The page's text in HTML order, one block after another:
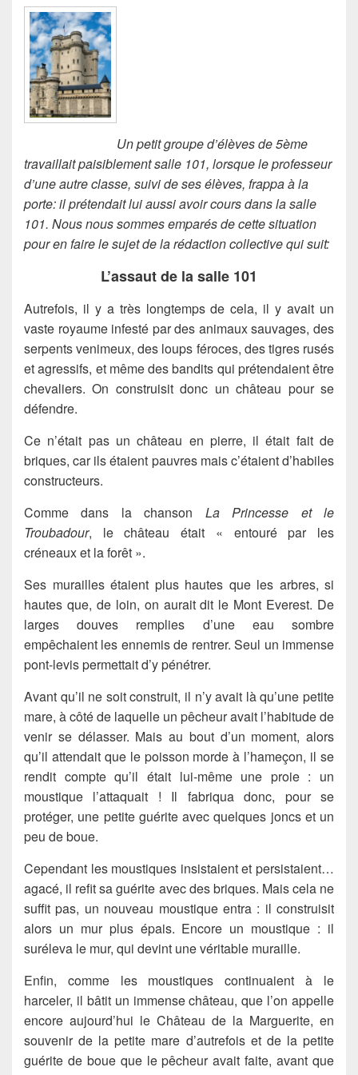
Un petit groupe d’élèves de 5ème
travaillait paisiblement salle 101, lorsque le professeur
d’une autre classe, suivi de ses élèves, frappa à la
porte: il prétendait lui aussi avoir cours dans la salle
101. Nous nous sommes emparés de cette situation
pour en faire le sujet de la rédaction collective qui suit:
L’assaut de la salle 101
Autrefois, il y a très longtemps de cela, il y avait un
vaste royaume infesté par des animaux sauvages, des
serpents venimeux, des loups féroces, des tigres rusés
et agressifs, et même des bandits qui prétendaient être
chevaliers. On construisit donc un château pour se
défendre.
Ce n’était pas un château en pierre, il était fait de
briques, car ils étaient pauvres mais c’étaient d’habiles
constructeurs.
Comme dans la chanson La Princesse et le
Troubadour, le château était « entouré par les
créneaux et la forêt ».
Ses murailles étaient plus hautes que les arbres, si
hautes que, de loin, on aurait dit le Mont Everest. De
larges douves remplies d’une eau sombre
empêchaient les ennemis de rentrer. Seul un immense
pont-levis permettait d’y pénétrer.
Avant qu’il ne soit construit, il n’y avait là qu’une petite
mare, à côté de laquelle un pêcheur avait l’habitude de
venir se délasser. Mais au bout d’un moment, alors
qu’il attendait que le poisson morde à l’hameçon, il se
rendit compte qu’il était lui-même une proie : un
moustique l’attaquait ! Il fabriqua donc, pour se
protéger, une petite guérite avec quelques joncs et un
peu de boue.
Cependant les moustiques insistaient et persistaient…
agacé, il refit sa guérite avec des briques. Mais cela ne
suffit pas, un nouveau moustique entra : il construisit
alors un mur plus épais. Encore un moustique : il
suréleva le mur, qui devint une véritable muraille.
Enfin, comme les moustiques continuaient à le
harceler, il bâtit un immense château, que l’on appelle
encore aujourd’hui le Château de la Marguerite, en
souvenir de la petite mare d’autrefois et de la petite
guérite de boue que le pêcheur avait faite, avant que